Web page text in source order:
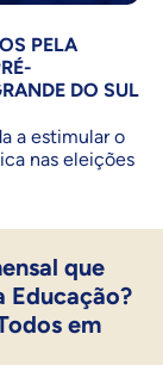
PELA
DO SUL
a estimular o
nas eleições
que
Educação?
em